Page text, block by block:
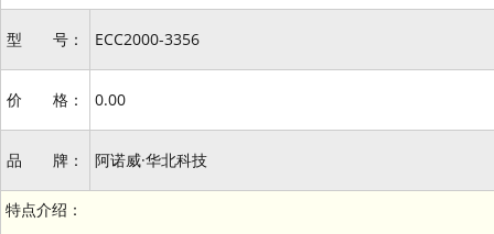
型 号： ECC2000-3356
价 格： 0.00
品 牌： 阿诺威·华北科技
特点介绍：